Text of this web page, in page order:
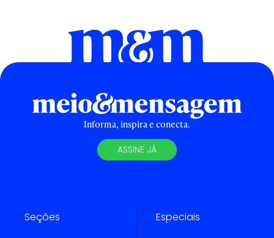
Informa, inspira e conecta.
ASSINE JÁ
Seções Especiais